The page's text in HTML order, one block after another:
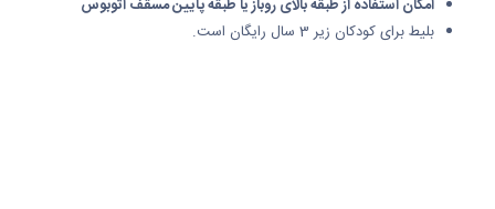
امکان استفاده از طبقه بالای روباز یا طبقه پایین مسقف اتوبوس
بلیط برای کودکان زیر 3 سال رایگان است.